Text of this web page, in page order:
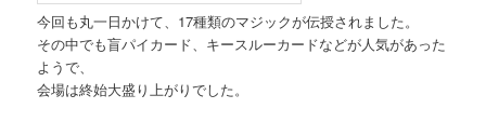
今回も丸一日かけて、17種類のマジックが伝授されました。
その中でも盲パイカード、キースルーカードなどが人気があった
ようで、
会場は終始大盛り上がりでした。